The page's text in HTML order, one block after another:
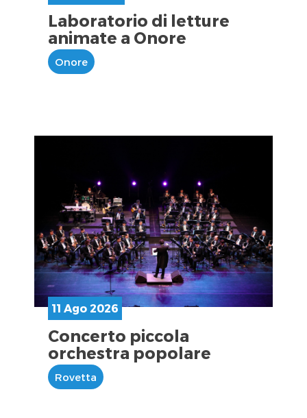
Laboratorio di letture
animate a Onore
Onore
11 Ago 2026
Concerto piccola
orchestra popolare
Rovetta